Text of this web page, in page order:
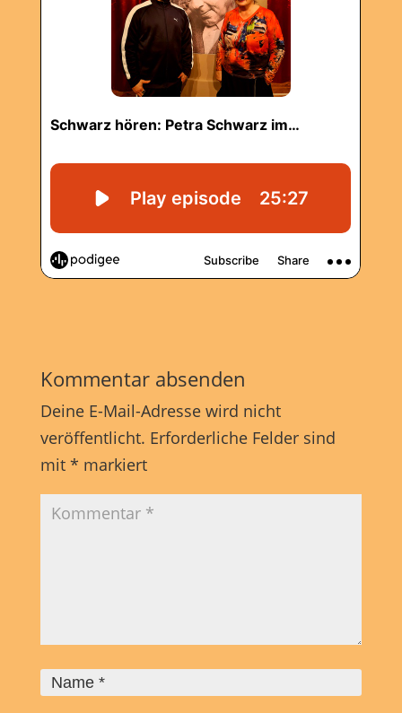
Kommentar absenden
Deine E-Mail-Adresse wird nicht
veröffentlicht. Erforderliche Felder sind
mit * markiert